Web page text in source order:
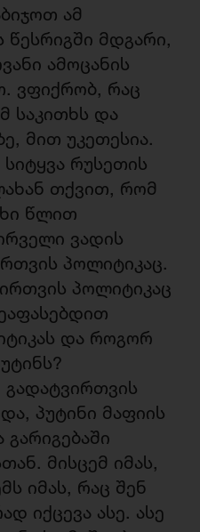
ამ
მდგარი,
ამოცანის
ვფიქრობ, რაც
საკითხს და
მით უკეთესია.
რუსეთის
თქვით, რომ
წლით
ვადის
პოლიტიკაც.
პოლიტიკაც
და როგორ
პუტინი მაფიის
გარიგებაში
მისცემ იმას,
იმას, რაც შენ
იქცევა ასე. ასე